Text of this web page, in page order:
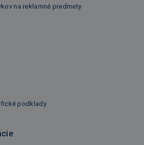
na reklamné predmety
podklady